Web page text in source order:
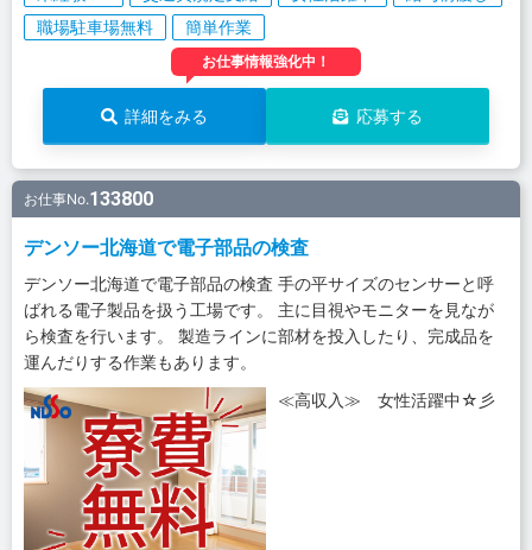
職場駐車場無料
簡単作業
お仕事情報強化中！
詳細をみる 応募する
お仕事No.133800
デンソー北海道で電子部品の検査
デンソー北海道で電子部品の検査 手の平サイズのセンサーと呼
ばれる電子製品を扱う工場です。 主に目視やモニターを見なが
ら検査を行います。 製造ラインに部材を投入したり、完成品を
運んだりする作業もあります。
≪高収入≫ 女性活躍中☆彡